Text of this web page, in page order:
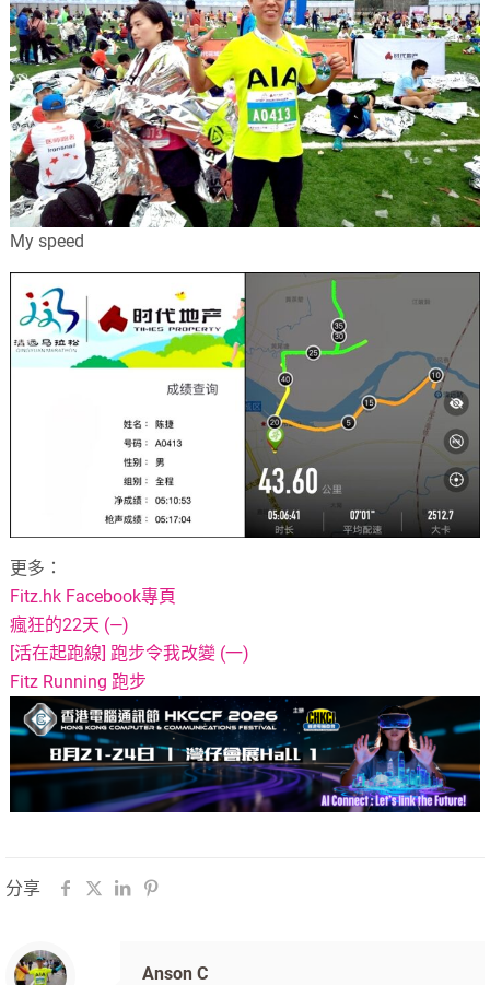
My speed
更多：
Fitz.hk Facebook專頁
瘋狂的22天 (—)
[活在起跑線] 跑步令我改變 (一)
Fitz Running 跑步
分享
Anson C